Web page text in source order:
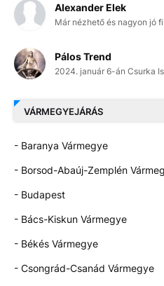
Alexander Elek
Már nézhető és nagyon jó
Pálos Trend
2024. január 6-án Csurka
VÁRMEGYEJÁRÁS
- Baranya Vármegye
- Borsod-Abaúj-Zemplén
- Budapest
- Bács-Kiskun Vármegye
- Békés Vármegye
- Csongrád-Csanád Vármegye